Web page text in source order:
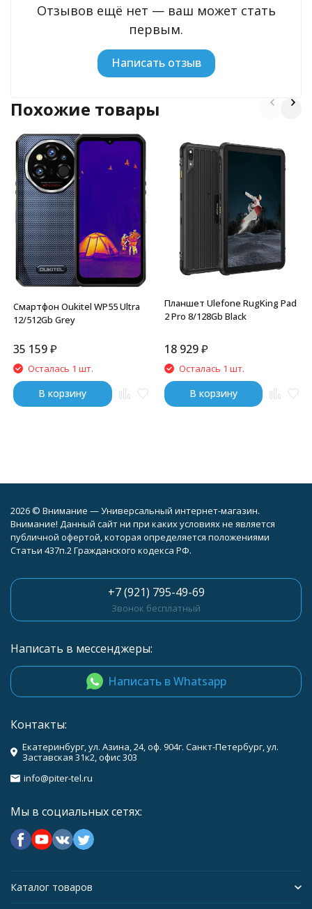
Отзывов ещё нет — ваш может стать
первым.
Написать отзыв
Похожие товары
Смартфон Oukitel WP55 Ultra
12/512Gb Grey
35 159₽
Осталась 1 шт.
В корзину
Планшет Ulefone RugKing Pad
2 Pro 8/128Gb Black
18 929 ₽
Осталась 1 шт.
В корзину
2026 © Внимание — Универсальный интернет-магазин.
Внимание! Данный сайт ни при каких условиях не является
публичной офертой, которая определяется положениями
Статьи 437п.2 Гражданского кодекса РФ.
+7 (921) 795-49-69
Звонок бесплатный
Написать в мессенджеры:
Написать в Whatsapp
Контакты:
Екатеринбург, ул. Азина, 24, оф. 904г. Санкт-Петербург, ул.
Заставская 31к2, офис 303
info@piter-tel.ru
Мы в социальных сетях:
Каталог товаров